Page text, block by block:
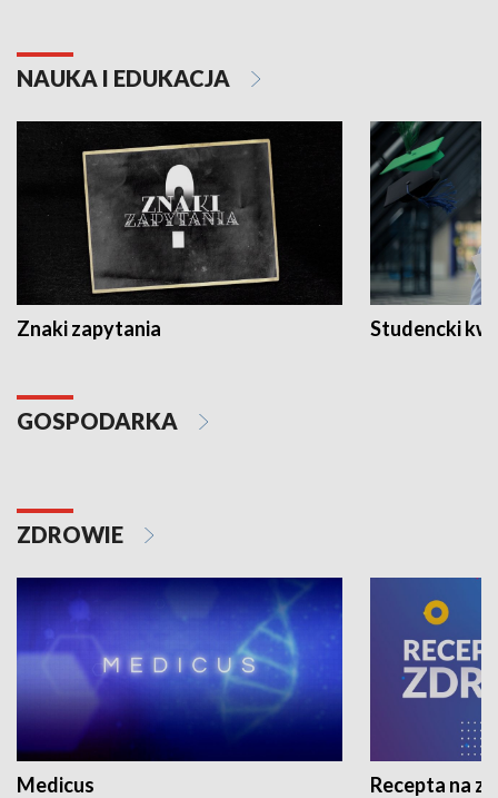
NAUKA I EDUKACJA
Znaki zapytania Studencki
GOSPODARKA
ZDROWIE
Medicus Recepta na